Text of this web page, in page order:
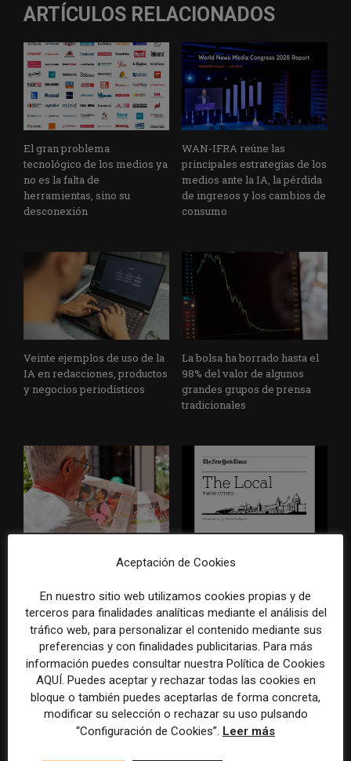
ARTÍCULOS RELACIONADOS
El gran problema
tecnológico de los medios ya
no es la falta de
herramientas, sino su
desconexión
WAN-IFRA reúne las
principales estrategias de los
medios ante la IA, la pérdida
de ingresos y los cambios de
consumo
Veinte ejemplos de uso de la
IA en redacciones, productos
y negocios periodísticos
La bolsa ha borrado hasta el
98% del valor de algunos
grandes grupos de prensa
tradicionales
pero no siempre comunidad:
que siguen las noticias en
silencio
portada: la estrategia de los
ciudad a ciudad
Aceptación de Cookies
En nuestro sitio web utilizamos cookies propias y de
terceros para finalidades analíticas mediante el análisis del
tráfico web, para personalizar el contenido mediante sus
preferencias y con finalidades publicitarias. Para más
información puedes consultar nuestra Política de Cookies
AQUÍ. Puedes aceptar y rechazar todas las cookies en
bloque o también puedes aceptarlas de forma concreta,
modificar su selección o rechazar su uso pulsando
“Configuración de Cookies”. Leer más